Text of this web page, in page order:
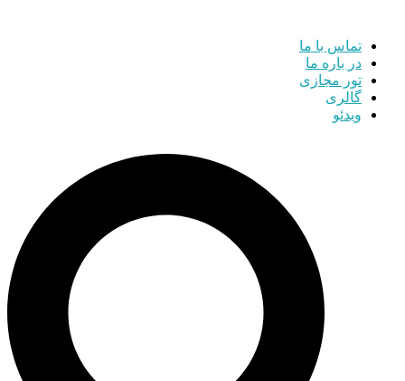
تماس با ما
در باره ما
تور مجازی
گالری
ویدئو